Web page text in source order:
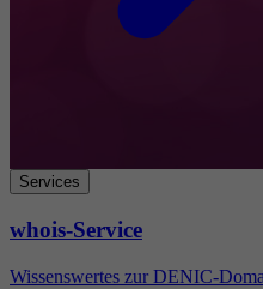
Services
whois-Service
Wissenswertes zur DENIC-